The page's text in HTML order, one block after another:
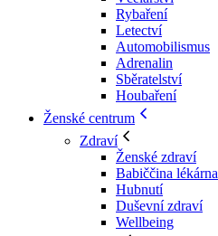
Rybaření
Letectví
Automobilismus
Adrenalin
Sběratelství
Houbaření
Ženské centrum
Zdraví
Ženské zdraví
Babiččina lékárna
Hubnutí
Duševní zdraví
Wellbeing